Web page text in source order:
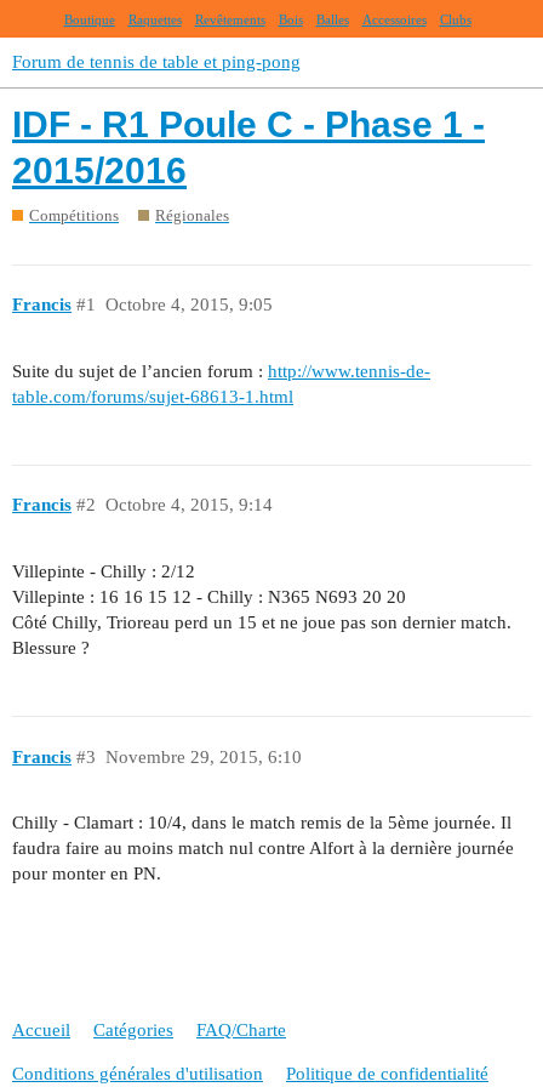
Boutique Raquettes Revêtements Bois Balles Accessoires Clubs
Forum de tennis de table et ping-pong
IDF - R1 Poule C - Phase 1 -
2015/2016
Compétitions Régionales
Francis Octobre 4, 2015, 9:05
#1
Suite du sujet de l’ancien forum : http://www.tennis-de-
table.com/forums/sujet-68613-1.html
Francis Octobre 4, 2015, 9:14
#2
Villepinte - Chilly : 2/12
Villepinte : 16 16 15 12 - Chilly : N365 N693 20 20
Côté Chilly, Trioreau perd un 15 et ne joue pas son dernier match.
Blessure ?
Francis Novembre 29, 2015, 6:10
#3
Chilly - Clamart : 10/4, dans le match remis de la 5ème journée. Il
faudra faire au moins match nul contre Alfort à la dernière journée
pour monter en PN.
Accueil Catégories FAQ/Charte
Conditions générales d'utilisation Politique de confidentialité